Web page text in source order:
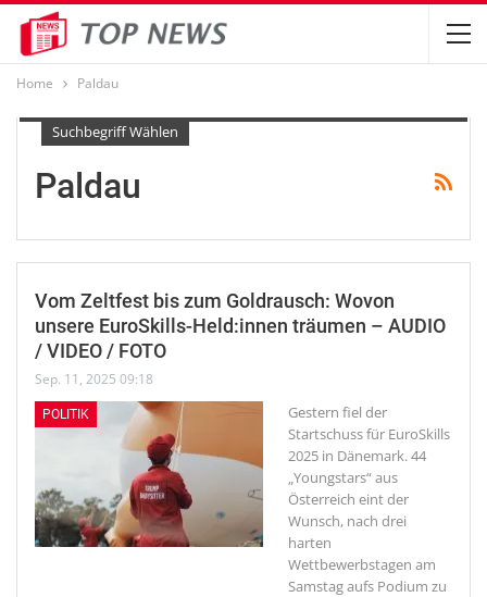
Home Paldau
Suchbegriff Wählen
Paldau
Vom Zeltfest bis zum Goldrausch: Wovon
unsere EuroSkills-Held:innen träumen – AUDIO
/ VIDEO / FOTO
Sep. 11, 2025 09:18
POLITIK
Gestern fiel der
Startschuss für EuroSkills
2025 in Dänemark. 44
„Youngstars“ aus
Österreich eint der
Wunsch, nach drei
harten
Wettbewerbstagen am
Samstag aufs Podium zu